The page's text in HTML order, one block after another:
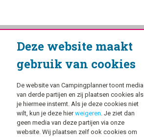
Deze website maakt
gebruik van cookies
De website van Campingplanner toont media
van derde partijen en zij plaatsen cookies als
je hiermee instemt. Als je deze cookies niet
wilt, kun je deze hierweigeren. Je ziet dan
geen media van deze partijen via onze
website. Wij plaatsen zelf ook cookies om